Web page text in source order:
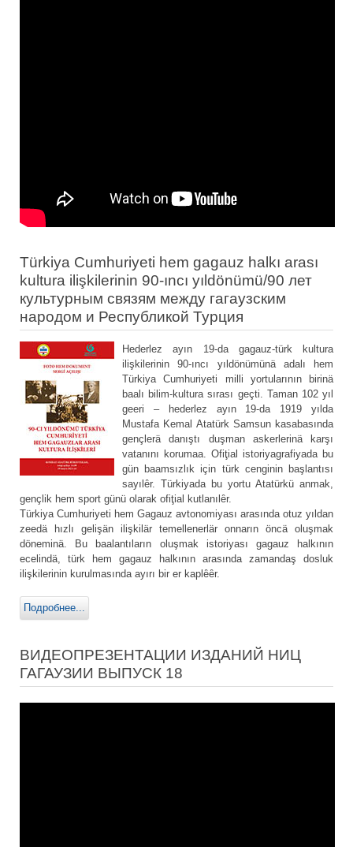
Türkiya Cumhuriyeti hem gagauz halkı arası
kultura ilişkilerinin 90-ıncı yıldönümü/90 лет
культурным связям между гагаузским
народом и Республикой Турция
Hederlez ayın 19-da gagauz-türk kultura
ilişkilerinin 90-ıncı yıldönümünä adalı hem
Türkiya Cumhuriyeti milli yortularının birinä
baalı bilim-kultura sırası geçti. Taman 102 yıl
geeri – hederlez ayın 19-da 1919 yılda
Mustafa Kemal Atatürk Samsun kasabasında
gençlerä danıştı duşman askerlerinä karşı
vatanını korumaa. Ofiţial istoriyagrafiyada bu
gün baamsızlık için türk cenginin başlantısı
sayılȇr. Türkiyada bu yortu Atatürkü anmak,
gençlik hem sport günü olarak ofiţial kutlanılȇr.
Türkiya Cumhuriyeti hem Gagauz avtonomiyası arasında otuz yıldan
zeedä hızlı gelişän ilişkilär temellenerlär onnarın öncä oluşmak
döneminä. Bu baalantıların oluşmak istoriyası gagauz halkının
ecelindä, türk hem gagauz halkının arasında zamandaş dosluk
ilişkilerinin kurulmasında ayırı bir er kaplȇȇr.
Подробнее...
ВИДЕОПРЕЗЕНТАЦИИ ИЗДАНИЙ НИЦ
ГАГАУЗИИ ВЫПУСК 18